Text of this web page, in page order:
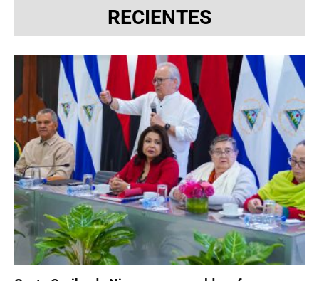
RECIENTES